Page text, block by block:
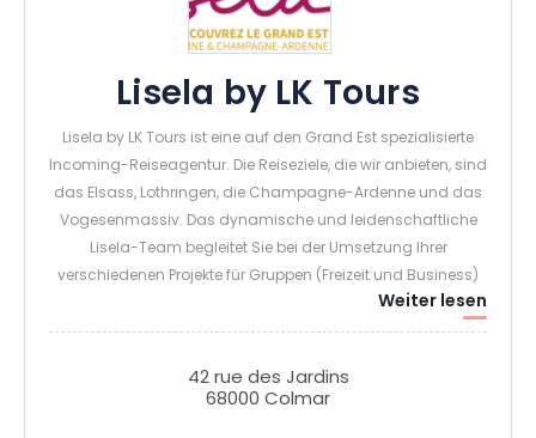
Lisela by LK Tours
Lisela by LK Tours ist eine auf den Grand Est spezialisierte
Incoming-Reiseagentur. Die Reiseziele, die wir anbieten, sind
das Elsass, Lothringen, die Champagne-Ardenne und das
Vogesenmassiv. Das dynamische und leidenschaftliche
Lisela-Team begleitet Sie bei der Umsetzung Ihrer
verschiedenen Projekte für Gruppen (Freizeit und Business)
und Einzelpersonen (Duo, Familie, Freunde). Zusätzlich zu
unseren "Erstentdecker"-Touren können wir dank unserer
anbieten (Wein und Gastronomie, Kulturerbe und Know-
Weiter lesen
42 rue des Jardins
68000 Colmar